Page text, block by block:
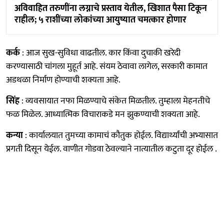
अविवाहित तरुणींना लग्नाचे प्रस्ताव येतील, खिशात पैसा टिकून
राहील; ५ राशींच्या लोकांच्या आयुष्यात चमत्कार होणार
कर्क: आज सुख-सुविधा वाढतील. कार किंवा दुचाकी खरेदी
करण्यासाठी चांगला मुहूर्त आहे. संयम ठेवावा लागेल, सरकारी कामात
अडथळा निर्माण होण्याची शक्यता आहे.
सिंह: व्यवसायात नफा मिळण्याचे संकेत मिळतील. तुम्हाला मेहनतीचे
फळ मिळेल. आध्यात्मिक विचाराकडे मन झुकण्याची शक्यता आहे.
कन्या: कार्यालयात तुमच्या कामाचं कौतुक होईल. विद्यार्थ्यांची अभ्यासात
प्रगती दिसून येईल. वाणीत गोडवा ठेवल्याने नात्यातील कटुता दूर होईल .